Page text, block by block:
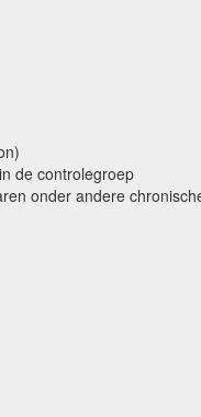
de controlegroep
onder andere